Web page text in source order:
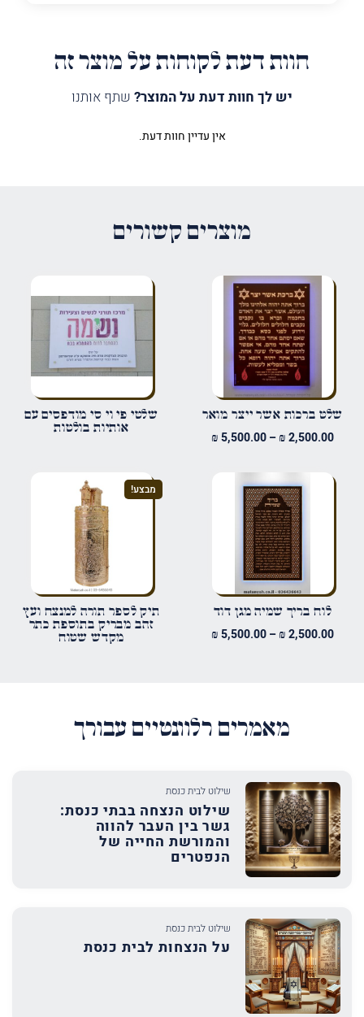
חוות דעת לקוחות על מוצר זה
יש לך חוות דעת על המוצר? שתף אותנו
הביקורת שלך*
שם*
שמור בדפדפן זה את השם, האימייל והאתר שלי לפעם הבאה שאגיב.
אין עדיין חוות דעת.
מוצרים קשורים
שלט ברכות אשר ייצר מואר
₪2,500.00
–
₪5,500.00
שלטי פי וי סי מודפסים עם
אותיות בולטות
לוח בריך שמיה מגן דוד
₪2,500.00
–
₪5,500.00
מבצע!
תיק לספר תורה למנצח ועץ
זהב מבריק בתוספת כתר
מקדש שטוח
מאמרים רלוונטיים עבורך
שילוט לבית כנסת
שילוט הנצחה בבתי כנסת:
גשר בין העבר להווה
והמורשת החייה של
הנפטרים
שילוט לבית כנסת
על הנצחות לבית כנסת